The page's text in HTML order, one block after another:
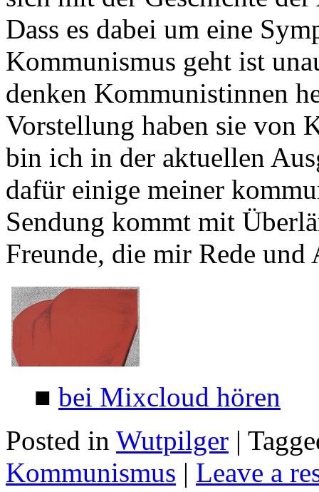
Dass es dabei um eine
Kommunismus geht ist
denken Kommunistinnen
Vorstellung haben sie von
bin ich in der aktuellen
dafür einige meiner
Sendung kommt mit
Freunde, die mir Rede und
■ bei Mixcloud hören
Posted in Wutpilger |
Kommunismus | Leave a